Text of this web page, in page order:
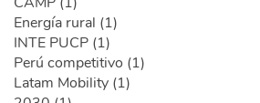
Energía rural (1)
INTE PUCP (1)
Perú competitivo (1)
Latam Mobility (1)